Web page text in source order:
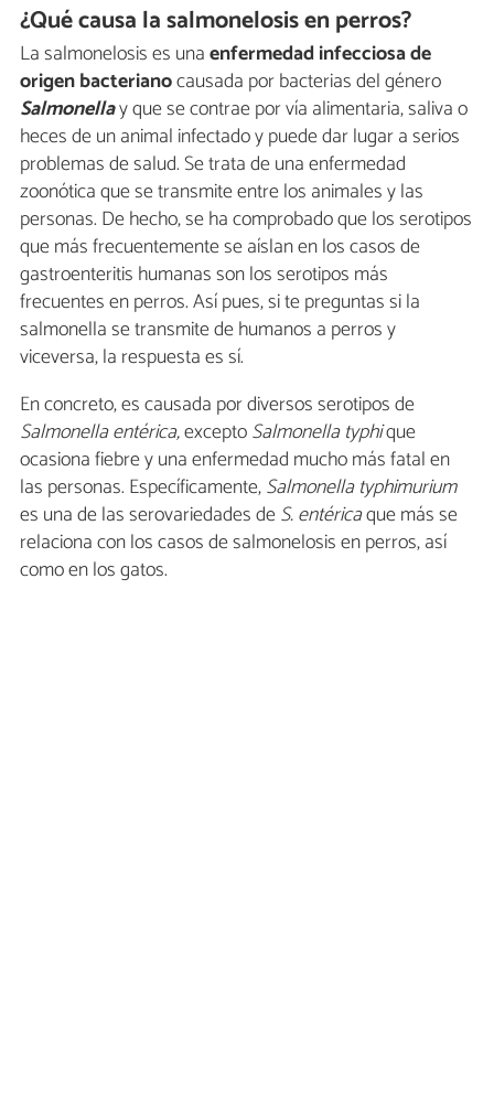
¿Qué causa la salmonelosis en perros?
La salmonelosis es unaenfermedad infecciosa de
origen bacterianocausada por bacterias del género
Salmonellay que se contrae por vía alimentaria, saliva o
heces de un animal infectado y puede dar lugar a serios
problemas de salud. Se trata de una enfermedad
zoonótica que se transmite entre los animales y las
personas. De hecho, se ha comprobado que los serotipos
que más frecuentemente se aíslan en los casos de
gastroenteritis humanas son los serotipos más
frecuentes en perros. Así pues, si te preguntas si la
salmonella se transmite de humanos a perros y
viceversa, la respuesta es sí.
En concreto, es causada por diversos serotipos de
Salmonella entérica,exceptoSalmonella typhique
ocasiona fiebre y una enfermedad mucho más fatal en
las personas. Específicamente,Salmonella typhimurium
es una de las serovariedades deS. entéricaque más se
relaciona con los casos de salmonelosis en perros, así
como en los gatos.